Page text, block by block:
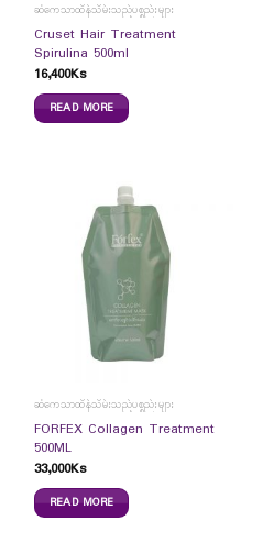
ဆံကေသာထိန်သိမ်းသည့်ပစ္စည်းများ
Cruset Hair Treatment
Spirulina 500ml
16,400Ks
READ MORE
ဆံကေသာထိန်သိမ်းသည့်ပစ္စည်းများ
FORFEX Collagen Treatment
500ML
33,000Ks
READ MORE